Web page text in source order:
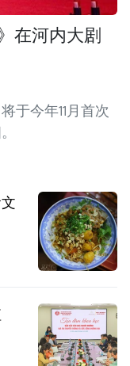
在河内大剧
于今年11月首次